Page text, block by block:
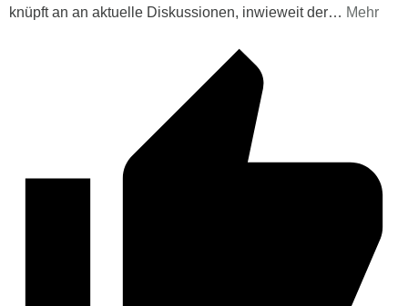
knüpft an an aktuelle Diskussionen, inwieweit der… Mehr